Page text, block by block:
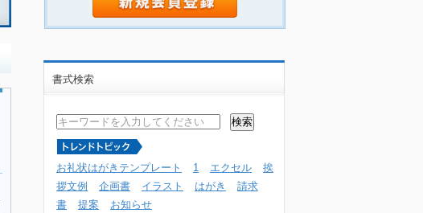
書式検索
お礼状はがきテンプレート 1 エクセル
挨
拶文例
企画書 イラスト はがき
請求
書
提案 お知らせ